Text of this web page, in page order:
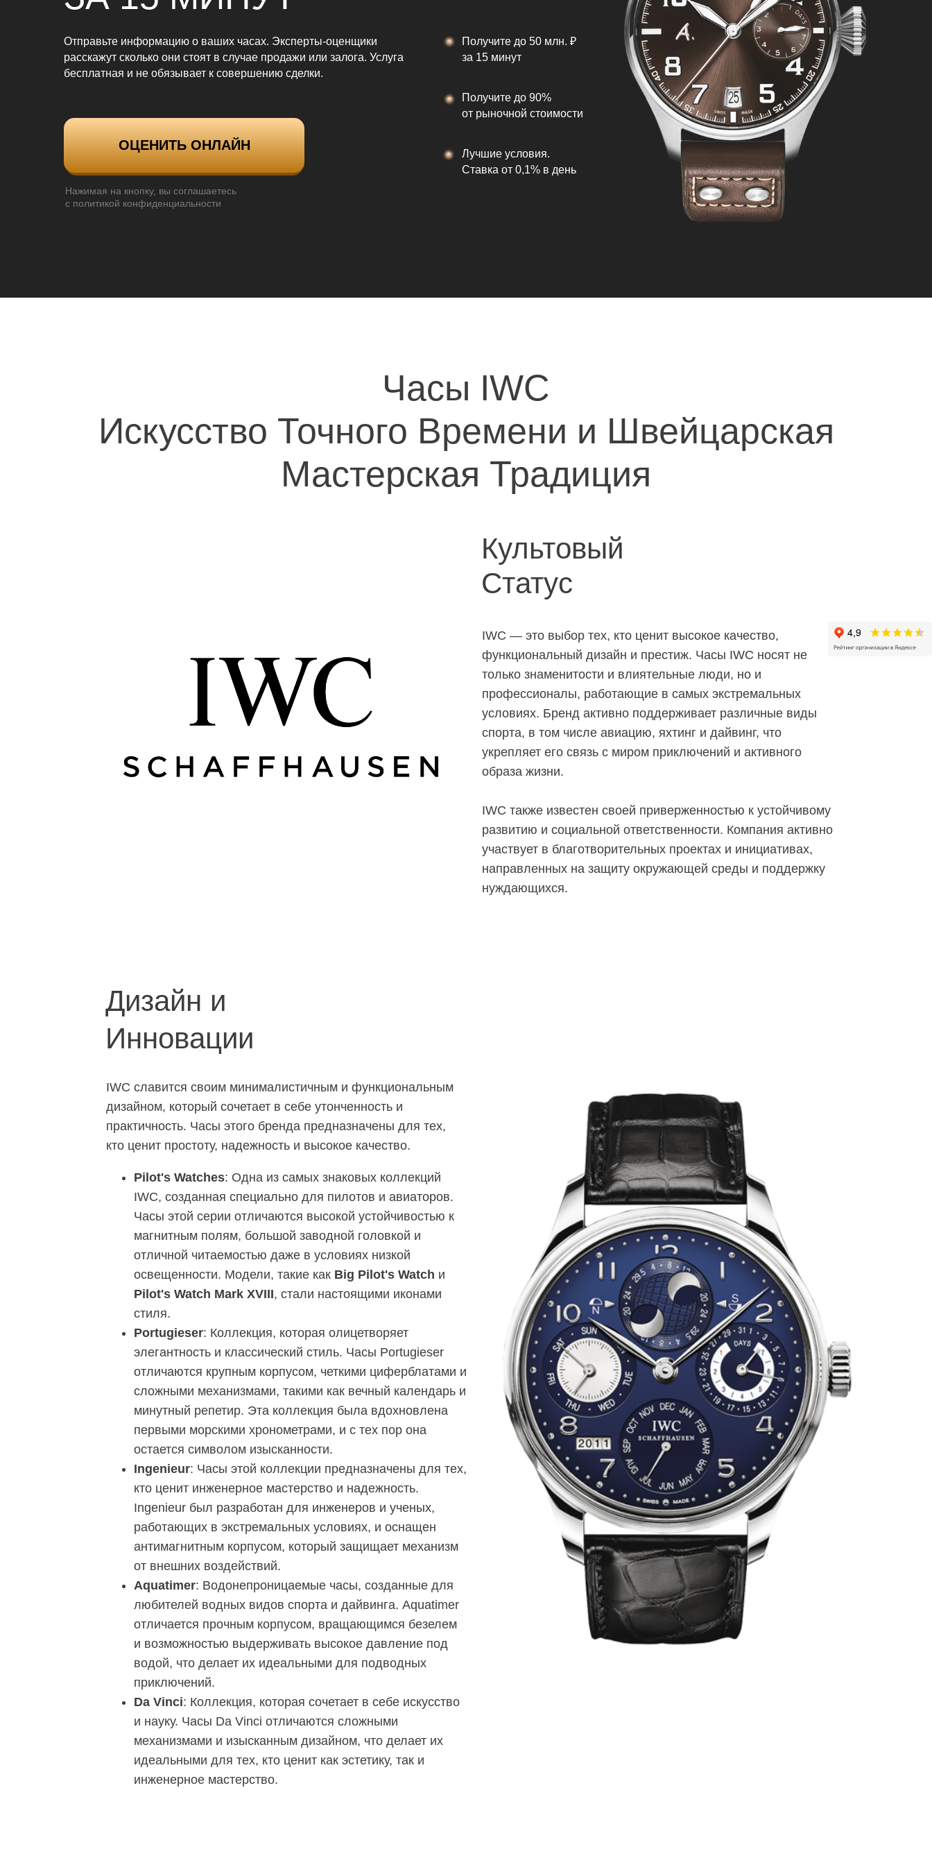
Отправьте информацию о ваших часах. Эксперты-оценщики
расскажут сколько они стоят в случае продажи или залога. Услуга
бесплатная и не обязывает к совершению сделки.
Нажимая на кнопку, вы соглашаетесь
с политикой конфиденциальности
ОЦЕНИТЬ ОНЛАЙН
Получите до 50 млн. ₽
за 15 минут
Получите до 90%
от рыночной стоимости
Лучшие условия.
Ставка от 0,1% в день
Часы IWC
Искусство Точного Времени и Швейцарская
Мастерская Традиция
Культовый
Статус
IWC — это выбор тех, кто ценит высокое качество,
функциональный дизайн и престиж. Часы IWC носят не
только знаменитости и влиятельные люди, но и
профессионалы, работающие в самых экстремальных
условиях. Бренд активно поддерживает различные виды
спорта, в том числе авиацию, яхтинг и дайвинг, что
укрепляет его связь с миром приключений и активного
образа жизни.
IWC также известен своей приверженностью к устойчивому
развитию и социальной ответственности. Компания активно
участвует в благотворительных проектах и инициативах,
направленных на защиту окружающей среды и поддержку
нуждающихся.
IWC славится своим минималистичным и функциональным
дизайном, который сочетает в себе утонченность и
практичность. Часы этого бренда предназначены для тех,
кто ценит простоту, надежность и высокое качество.
Pilot's Watches: Одна из самых знаковых коллекций
IWC, созданная специально для пилотов и авиаторов.
Часы этой серии отличаются высокой устойчивостью к
магнитным полям, большой заводной головкой и
отличной читаемостью даже в условиях низкой
освещенности. Модели, такие как Big Pilot's Watch и
Pilot's Watch Mark XVIII, стали настоящими иконами
стиля.
Portugieser: Коллекция, которая олицетворяет
элегантность и классический стиль. Часы Portugieser
отличаются крупным корпусом, четкими циферблатами и
сложными механизмами, такими как вечный календарь и
минутный репетир. Эта коллекция была вдохновлена
первыми морскими хронометрами, и с тех пор она
остается символом изысканности.
Ingenieur: Часы этой коллекции предназначены для тех,
кто ценит инженерное мастерство и надежность.
Ingenieur был разработан для инженеров и ученых,
работающих в экстремальных условиях, и оснащен
антимагнитным корпусом, который защищает механизм
от внешних воздействий.
Aquatimer: Водонепроницаемые часы, созданные для
любителей водных видов спорта и дайвинга. Aquatimer
отличается прочным корпусом, вращающимся безелем
и возможностью выдерживать высокое давление под
водой, что делает их идеальными для подводных
приключений.
Da Vinci: Коллекция, которая сочетает в себе искусство
и науку. Часы Da Vinci отличаются сложными
механизмами и изысканным дизайном, что делает их
идеальными для тех, кто ценит как эстетику, так и
инженерное мастерство.
Дизайн и
Инновации